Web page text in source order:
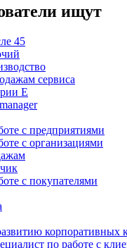
ищут
45
сервиса
E
с предприятиями
с организациями
с покупателями
корпоративных
по работе с